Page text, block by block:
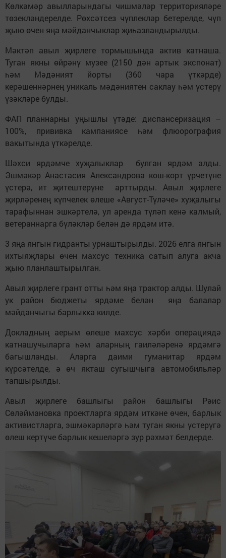
Көлкәмәр авылларындагы чишмәләр территорияләре
төзекләндерелде. Рөхсәтсез чүплекләр бетерелде, чүп
җыю өчен яңа мәйданчыклар җиһазландырылды.
Мәктәп авыл җирлеге тормышында актив катнаша.
Туган якны өйрәнү музее (2150 дән артык экспонат)
һәм Мәдәният йорты (360 чара үткәрде)
керәшеннәрнең уникаль мәдәниятен саклау һәм үстерү
үзәкләре булды.
ФАП планнарны уңышлы үтәде: диспансеризация –
100%, прививка кампаниясе һәм флюорография
вакытында үткәрелде.
Шәхси ярдәмче хуҗалыклар булган ярдәм алды.
Эшмәкәр Анастасия Александрова кош-корт үрчетүне
үстерә, ит җитештерүне арттырды. Авыл җирлеге
җирләренең күпчелек өлеше «Август-Түләче» хуҗалыгы
тарафыннан эшкәртелә, ул аренда түләп кенә калмый,
ветераннарга бүләкләр белән дә ярдәм итә.
3 яңа янгын гидранты урнаштырылды. 2026 елга янгын
ихтыяҗлары өчен махсус техника сатып алуга акча
җыю планлаштырылган.
Авыл җирлеге грант отты һәм яңа трактор алды. Шулай
ук район бюджеты ярдәме белән яңа балалар
мәйданчыгы барлыкка килде.
Докладның аерым өлеше махсус хәрби операциядә
катнашучыларга һәм аларның гаиләләренә ярдәмгә
багышланды. Аларга даими гуманитар ярдәм
күрсәтелде, ә өч якташ сугышчыга автомобильләр
тапшырылды.
Авыл җирлеге башлыгы район башлыгы Рәис
Сөләймановка проектларга ярдәм иткәне өчен, барлык
активистларга, эшмәкәрләргә һәм туган якны үстерүгә
өлеш кертүче барлык кешеләргә зур рәхмәт белдерде.